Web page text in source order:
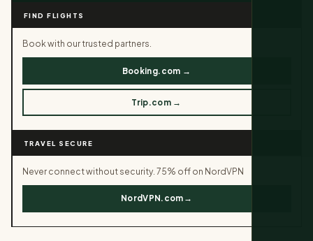
FIND FLIGHTS
Book with our trusted partners.
Booking.com →
Trip.com →
TRAVEL SECURE
Never connect without security. 75% off on NordVPN
NordVPN.com→